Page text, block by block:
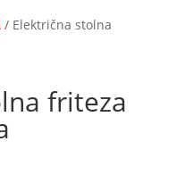
/ Električna stolna
friteza